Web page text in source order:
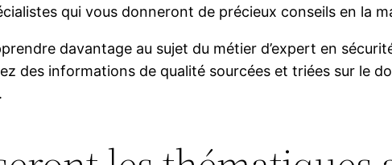
qui vous donneront de précieux conseils en la
davantage au sujet du métier d’expert en
des informations de qualité sourcées et triées sur le